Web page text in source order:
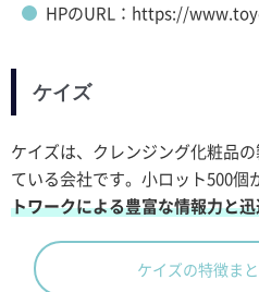
HPのURL：https://
ケイズ
ケイズは、クレンジング化粧品
ている会社です。小ロット500個
トワークによる豊富な情報力と
ケイズの特徴ま